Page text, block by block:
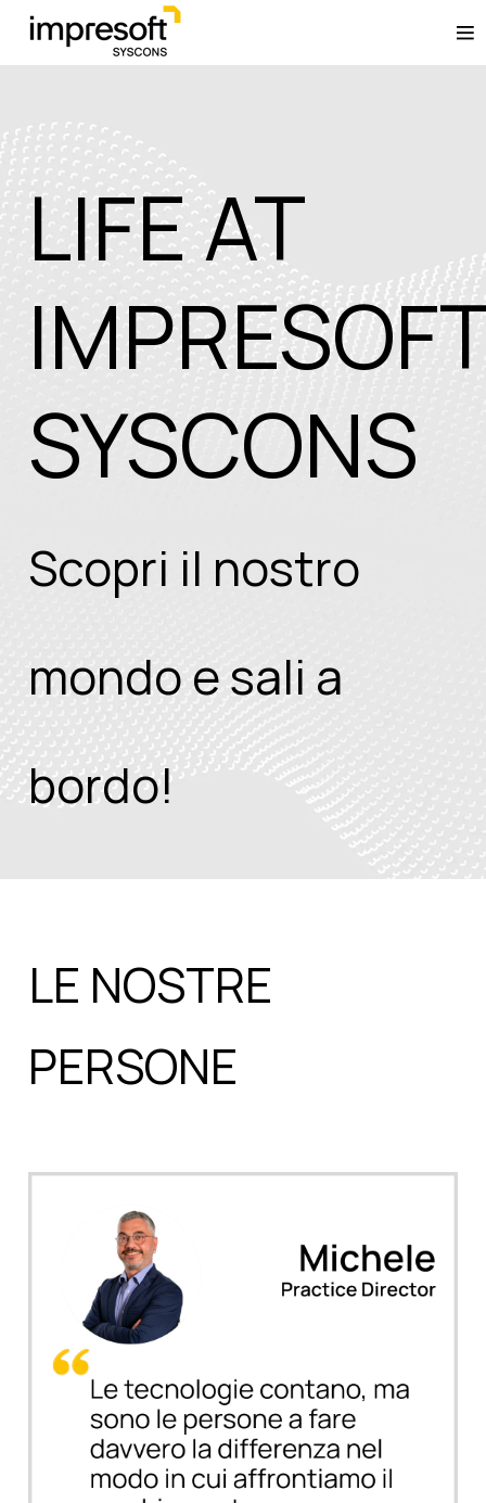
LIFE AT
SYSCONS
Scopri il nostro
mondo e sali a
bordo!
LE NOSTRE
PERSONE